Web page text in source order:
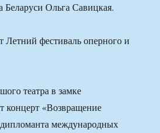
Беларуси Ольга Савицкая.
театра в замке
концерт «Возвращение
международных